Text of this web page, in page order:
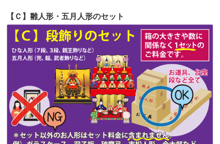
第49回人形供養祭令和4年1月17日(月)
第48回人形供養祭令和3年12月3日(金)
第47回人形供養祭 令和3年10月11日(月)
第46回人形供養祭 令和3年9月13日(月)
第45回人形供養祭令和3年7月12日(月)
第44回人形供養祭令和3年6月3日(木)
第43回人形供養祭令和3年4月23日(金)
【Ｃ】雛人形・五月人形のセット